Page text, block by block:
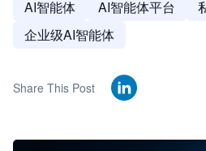
AI智能体
AI智能体平台
企业级AI智能体
Share This Post